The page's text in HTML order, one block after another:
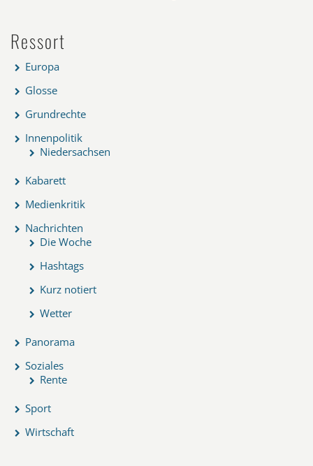
Ressort
Europa
Glosse
Grundrechte
Innenpolitik
Niedersachsen
Kabarett
Medienkritik
Nachrichten
Die Woche
Hashtags
Kurz notiert
Wetter
Panorama
Soziales
Rente
Sport
Wirtschaft